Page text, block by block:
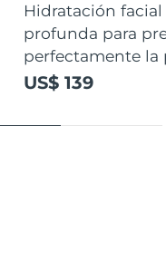
Hidratación facial
profunda para
perfectamente la
US$ 139